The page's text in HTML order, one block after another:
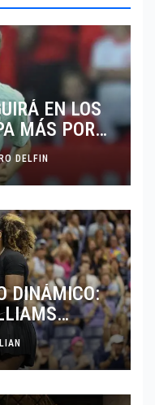
EN LOS
MÁS POR
DELFIN
DINÁMICO:
EN